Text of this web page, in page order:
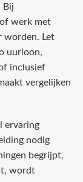
Bij
werk met
worden. Let
uurloon,
inclusief
vergelijken
ervaring
nodig
begrijpt,
wordt